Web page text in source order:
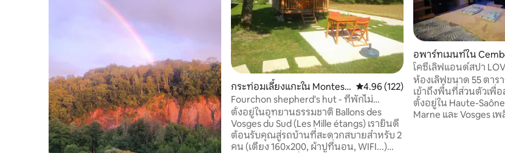
กระท่อมเลี้ยงแกะใน Montess
aux
คะแนนเฉลี่ย 4.96 จาก 5, 122 รีวิว
4.96 (122)
Fourchon shepherd's hut - ที่พักไม่
ธรรมดา
ตั้งอยู่ในอุทยานธรรมชาติ Ballons des
Vosges du Sud (Les Mille étangs) เรายินดี
ต้อนรับคุณสู่รถบ้านที่สะดวกสบายสำหรับ 2
คน (เตียง 160x200, ผ้าปูที่นอน, WIFI...)
อพาร์ทเมนท์ใน
โคซี่เลิฟแอนด์สปา
HAMMAM sauna
ห้องเลิฟขนาด 55 ตาร
เข้าถึงพื้นที่ส่วนตัวเพื่
ตั้งอยู่ใน Haute-
Marne และ Vosges เ